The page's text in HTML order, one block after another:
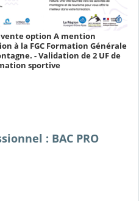
option A mention
à la FGC Formation Générale
- Validation de 2 UF de
sportive
: BAC PRO